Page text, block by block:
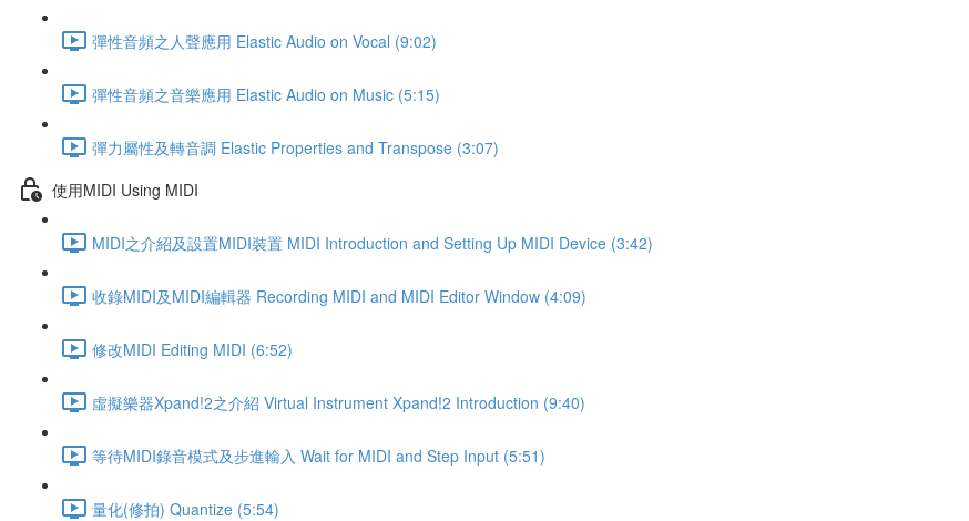
彈性音頻之人聲應用 Elastic Audio on Vocal (9:02)
彈性音頻之音樂應用 Elastic Audio on Music (5:15)
彈力屬性及轉音調 Elastic Properties and Transpose (3:07)
使用MIDI Using MIDI
MIDI之介紹及設置MIDI裝置 MIDI Introduction and Setting Up MIDI Device (3:42)
收錄MIDI及MIDI編輯器 Recording MIDI and MIDI Editor Window (4:09)
修改MIDI Editing MIDI (6:52)
虛擬樂器Xpand!2之介紹 Virtual Instrument Xpand!2 Introduction (9:40)
等待MIDI錄音模式及步進輸入 Wait for MIDI and Step Input (5:51)
量化(修拍) Quantize (5:54)